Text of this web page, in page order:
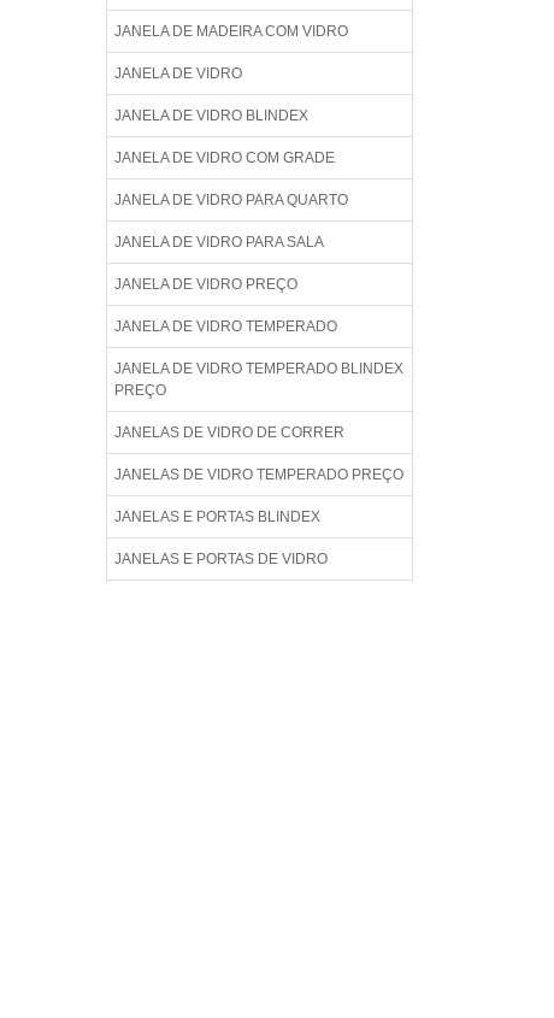
JANELA DE MADEIRA COM VIDRO
JANELA DE VIDRO
JANELA DE VIDRO BLINDEX
JANELA DE VIDRO COM GRADE
JANELA DE VIDRO PARA QUARTO
JANELA DE VIDRO PARA SALA
JANELA DE VIDRO PREÇO
JANELA DE VIDRO TEMPERADO
JANELA DE VIDRO TEMPERADO BLINDEX
PREÇO
JANELAS DE VIDRO DE CORRER
JANELAS DE VIDRO TEMPERADO PREÇO
JANELAS E PORTAS BLINDEX
JANELAS E PORTAS DE VIDRO